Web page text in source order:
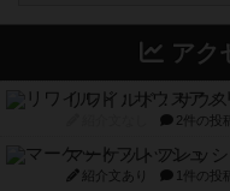
アク
リワイルド：サウ
2件の投
マーケットフレッシ
紹介文あり 1件の投